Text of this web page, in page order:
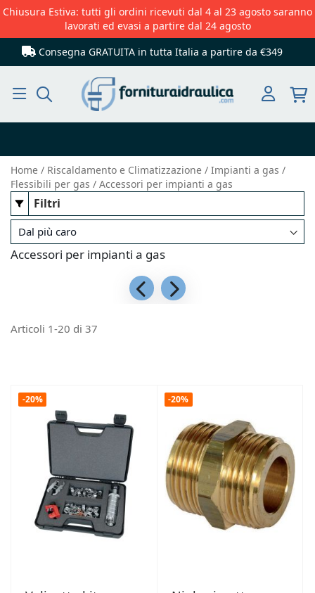
Chiusura Estiva: tutti gli ordini ricevuti dal 4 al 23 agosto saranno
lavorati ed evasi a partire dal 24 agosto
Consegna GRATUITA in tutta Italia a partire da €349
Home Riscaldamento e Climatizzazione
Impianti a gas
Flessibili per gas
Accessori per impianti a gas
Accessori per impianti a gas
Articoli 1-20 di 37
-20% -20%
Filtri